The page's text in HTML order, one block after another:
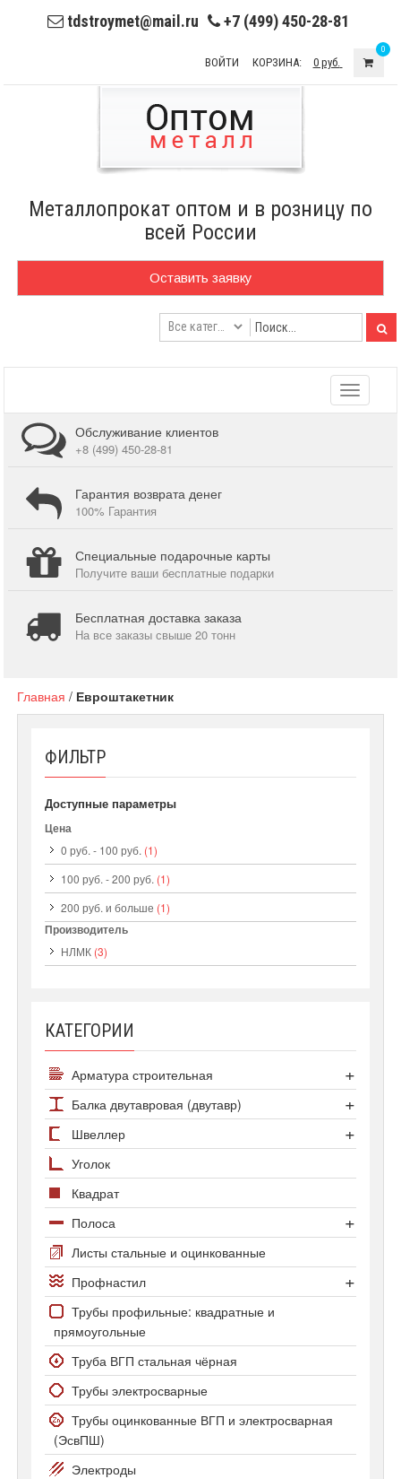
tdstroymet@mail.ru +7 (499) 450-28-81
ВОЙТИ КОРЗИНА: 0 руб.
0
Металлопрокат оптом и в розницу по
всей России
Оставить заявку
Toggle
Обслуживание клиентов
+8 (499) 450-28-81
Гарантия возврата денег
100% Гарантия
Специальные подарочные карты
Получите ваши бесплатные подарки
Бесплатная доставка заказа
На все заказы свыше 20 тонн
Главная / Евроштакетник
КАТЕГОРИИ
Арматура строительная
Арматура А500С
Арматура А1
Арматура А3 25Г2С
Арматура А3 35ГС
Арматура Ат800
Балка двутавровая (двутавр)
Сортамент двутавров
Двутавр колонный
Двутавр нормальный
Двутавр широкополочный
Швеллер
Швеллер гнутый
Швеллер горячекатаный
Уголок
Квадрат
Полоса
Полоса стальная
Полоса оцинкованная
Листы стальные и оцинкованные
Профнастил
Профнастил С-8
Профнастил С20 и С21
Трубы профильные: квадратные и
прямоугольные
Труба ВГП стальная чёрная
Трубы электросварные
Трубы оцинкованные ВГП и электросварная
(ЭсвПШ)
Электроды
ФИЛЬТР
Доступные параметры
Цена
0 руб. - 100 руб. (1)
100 руб. -200 руб. (1)
200 руб. и больше (1)
Производитель
НЛМК (3)